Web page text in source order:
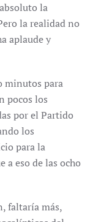
la
la realidad no
aplaude y
minutos para
pocos los
por el Partido
los
para la
a eso de las ocho
faltaría más,